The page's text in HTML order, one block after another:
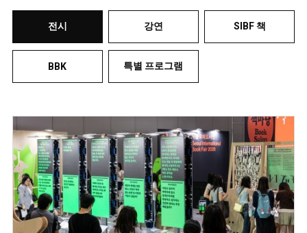
전시 강연 SIBF 책
BBK 특별 프로그램